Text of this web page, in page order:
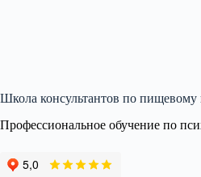
Школа консультантов по
Профессиональное обучение по